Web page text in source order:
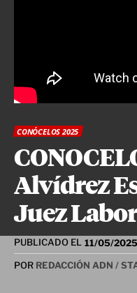
CONÓCELOS 2025
Alvídrez
Juez
PUBLICADO EL 11/05/2025
POR REDACCIÓN ADN /